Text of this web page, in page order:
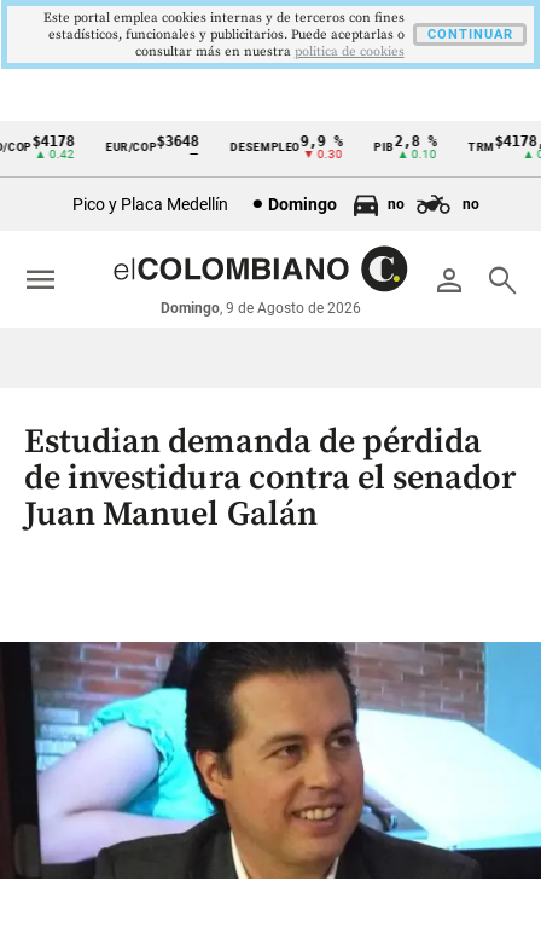
Cintillo
económicos
Colombia
$4178
▲ 0.42
EUR/COP$3648 DESEMPLEO 9,9 %
▼ 0.30
PIB2,8 %
▲ 0.10
TRM
▲
Pico y Placa Medellín Domingo no no
person search
Domingo, 9 de Agosto de 2026
menu
Estudian demanda de pérdida
de investidura contra el senador
Juan Manuel Galán
Este portal emplea cookies internas y de terceros con fines
estadísticos, funcionales y publicitarios. Puede aceptarlas o
consultar más en nuestra politica de cookies
CONTINUAR